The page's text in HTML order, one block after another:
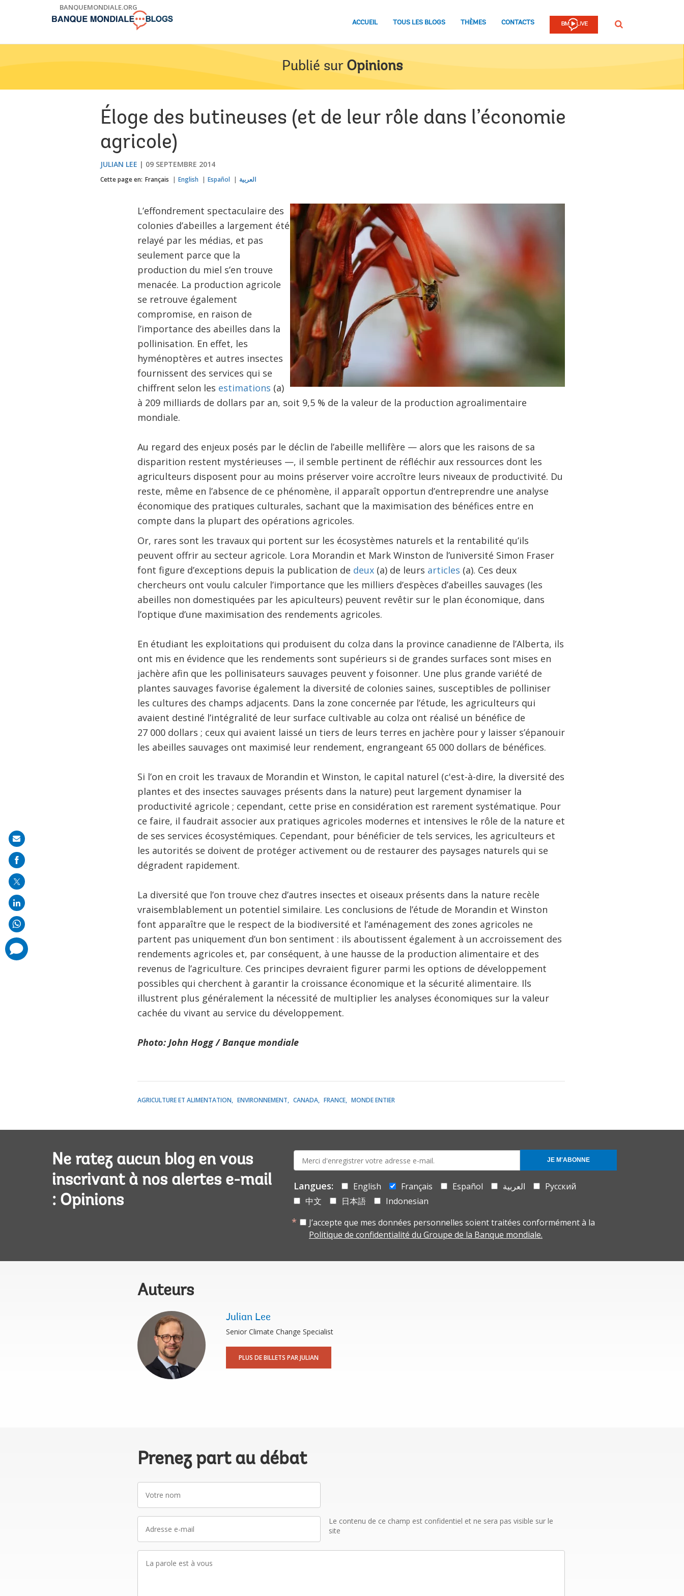
BANQUEMONDIALE.ORG
ACCUEIL TOUS LES BLOGS THÈMES CONTACTS Rechercher
Publié sur Opinions
Éloge des butineuses (et de leur rôle dans l’économie
agricole)
JULIAN LEE 09 SEPTEMBRE 2014
Cette page en: Français English Español العربية
L’effondrement spectaculaire des
colonies d’abeilles a largement été
relayé par les médias, et pas
seulement parce que la
production du miel s’en trouve
menacée. La production agricole
se retrouve également
compromise, en raison de
l’importance des abeilles dans la
pollinisation. En effet, les
hyménoptères et autres insectes
fournissent des services qui se
chiffrent selon les estimations (a)
à 209 milliards de dollars par an, soit 9,5 % de la valeur de la production agroalimentaire
mondiale.
​Au regard des enjeux posés par le déclin de l’abeille mellifère — alors que les raisons de sa
disparition restent mystérieuses —, il semble pertinent de réfléchir aux ressources dont les
agriculteurs disposent pour au moins préserver voire accroître leurs niveaux de productivité. Du
reste, même en l’absence de ce phénomène, il apparaît opportun d’entreprendre une analyse
économique des pratiques culturales, sachant que la maximisation des bénéfices entre en
compte dans la plupart des opérations agricoles.
Or, rares sont les travaux qui portent sur les écosystèmes naturels et la rentabilité qu’ils
peuvent offrir au secteur agricole. Lora Morandin et Mark Winston de l’université Simon Fraser
font figure d’exceptions depuis la publication de deux(a) de leurs articles (a). Ces deux
chercheurs ont voulu calculer l’importance que les milliers d’espèces d’abeilles sauvages (les
abeilles non domestiquées par les apiculteurs) peuvent revêtir sur le plan économique, dans
l’optique d’une maximisation des rendements agricoles.
En étudiant les exploitations qui produisent du colza dans la province canadienne de l’Alberta, ils
ont mis en évidence que les rendements sont supérieurs si de grandes surfaces sont mises en
jachère afin que les pollinisateurs sauvages peuvent y foisonner. Une plus grande variété de
plantes sauvages favorise également la diversité de colonies saines, susceptibles de polliniser
les cultures des champs adjacents. Dans la zone concernée par l’étude, les agriculteurs qui
avaient destiné l’intégralité de leur surface cultivable au colza ont réalisé un bénéfice de
27 000 dollars ; ceux qui avaient laissé un tiers de leurs terres en jachère pour y laisser s’épanouir
les abeilles sauvages ont maximisé leur rendement, engrangeant 65 000 dollars de bénéfices.
Si l’on en croit les travaux de Morandin et Winston, le capital naturel (c'est-à-dire, la diversité des
plantes et des insectes sauvages présents dans la nature) peut largement dynamiser la
productivité agricole ; cependant, cette prise en considération est rarement systématique. Pour
ce faire, il faudrait associer aux pratiques agricoles modernes et intensives le rôle de la nature et
de ses services écosystémiques. Cependant, pour bénéficier de tels services, les agriculteurs et
les autorités se doivent de protéger activement ou de restaurer des paysages naturels qui se
dégradent rapidement.
La diversité que l’on trouve chez d’autres insectes et oiseaux présents dans la nature recèle
vraisemblablement un potentiel similaire. Les conclusions de l’étude de Morandin et Winston
font apparaître que le respect de la biodiversité et l’aménagement des zones agricoles ne
partent pas uniquement d’un bon sentiment : ils aboutissent également à un accroissement des
rendements agricoles et, par conséquent, à une hausse de la production alimentaire et des
revenus de l’agriculture. Ces principes devraient figurer parmi les options de développement
possibles qui cherchent à garantir la croissance économique et la sécurité alimentaire. Ils
illustrent plus généralement la nécessité de multiplier les analyses économiques sur la valeur
cachée du vivant au service du développement.
Photo: John Hogg / Banque mondiale
AGRICULTURE ET ALIMENTATION ENVIRONNEMENT CANADA FRANCE MONDE ENTIER
Ne ratez aucun blog en vous
inscrivant à nos alertes e-mail
: Opinions
mail:
Langues: English Français Español العربية
Русский
中文
日本語
Indonesian
J’accepte que mes données personnelles soient traitées conformément à la
Politique de confidentialité du Groupe de la Banque mondiale.
JE M'ABONNE
Auteurs
Julian Lee
Senior Climate Change Specialist
PLUS DE BILLETS PAR JULIAN
Prenez part au débat
nom
Le contenu de ce champ est confidentiel et ne sera pas visible sur le
site
parole
Share
on
mail
comments
added